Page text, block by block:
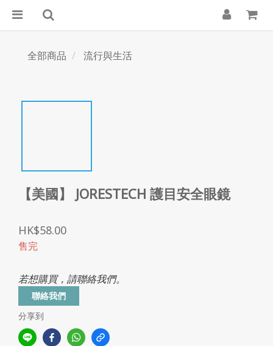
全部商品 流行與生活
【美國】 JORESTECH 護目安全眼鏡
HK$58.00
售完
若想購買，請聯絡我們。
聯絡我們
分享到